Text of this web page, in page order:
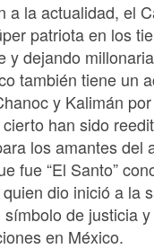
a la actualidad, el
patriota en los
y dejando
también tiene un
y Kalimán
han sido
los amantes del
fue “El Santo”
dio inició a la
de justicia
en México.